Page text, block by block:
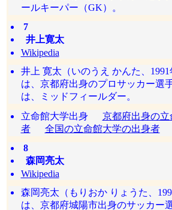
ールキーパー（GK）。
7
井上寛太
Wikipedia
井上 寛太（いのうえ かんた、1991
は、京都府出身のプロサッカー選
は、ミッドフィールダー。
立命館大学出身 京都府出身の
者
全国の立命館大学の出身者
8
森岡亮太
Wikipedia
森岡亮太（もりおか りょうた、
は、京都府城陽市出身のサッカー